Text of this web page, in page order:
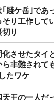
賤ケ岳｣であ
り工作して
切り
化させたタイ
ら非難されて
たワケ
天王の一人だ